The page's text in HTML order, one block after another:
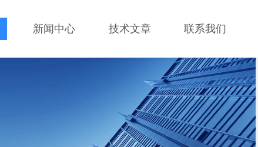
新闻中心 技术文章 联系我们